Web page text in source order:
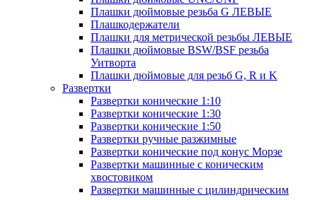
Плашки дюймовые резьба G ЛЕВЫЕ
Плашкодержатели
Плашки для метрической резьбы ЛЕВЫЕ
Плашки дюймовые BSW/BSF резьба
Уитворта
Плашки дюймовые для резьб G, R и K
Развертки
Развертки конические 1:10
Развертки конические 1:30
Развертки конические 1:50
Развертки ручные разжимные
Развертки конические под конус Морзе
Развертки машинные с коническим
хвостовиком
Развертки машинные с цилиндрическим